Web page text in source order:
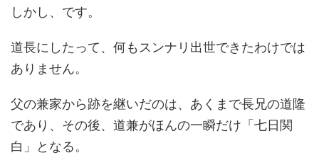
しかし、です。
道長にしたって、何もスンナリ出世できたわけでは
ありません。
父の兼家から跡を継いだのは、あくまで長兄の道隆
であり、その後、道兼がほんの一瞬だけ「七日関
白」となる。